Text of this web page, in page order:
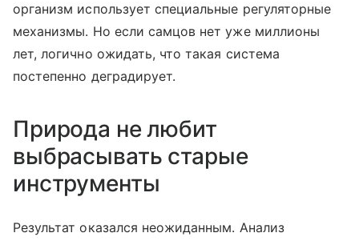
организм использует специальные регуляторные
механизмы. Но если самцов нет уже миллионы
лет, логично ожидать, что такая система
постепенно деградирует.
Природа не любит
выбрасывать старые
инструменты
Результат оказался неожиданным. Анализ